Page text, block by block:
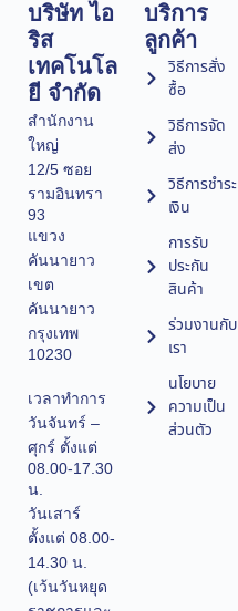
บริษัท ไอ
ริส
เทคโนโล
ยี จำกัด
สำนักงาน
ใหญ่
12/5 ซอย
รามอินทรา
93
แขวง
คันนายาว
เขต
คันนายาว
กรุงเทพ
10230
เวลาทำการ
วันจันทร์ –
ศุกร์ ตั้งแต่
08.00-17.30
น.
วันเสาร์
ตั้งแต่ 08.00-
14.30 น.
(เว้นวันหยุด
บริการ
ลูกค้า
วิธีการสั่ง
ซื้อ
วิธีการจัด
ส่ง
วิธีการชำระ
เงิน
การรับ
ประกัน
สินค้า
ร่วมงานกับ
เรา
นโยบาย
ความเป็น
ส่วนตัว